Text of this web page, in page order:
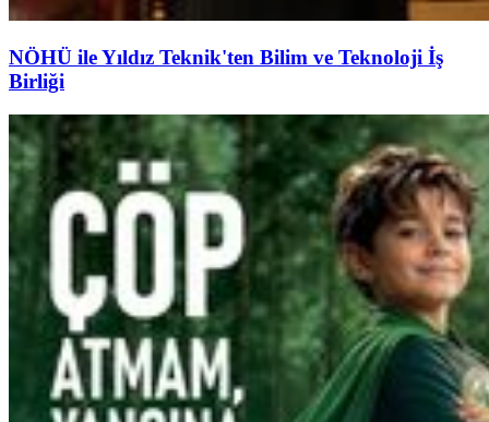
NÖHÜ ile Yıldız Teknik'ten Bilim ve Teknoloji İş
Birliği